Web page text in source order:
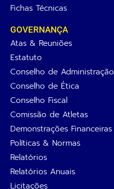
Fichas Técnicas
GOVERNANÇA
Atas & Reuniões
Estatuto
Conselho de Administração
Conselho de Ética
Conselho Fiscal
Comissão de Atletas
Demonstrações Financeiras
Políticas & Normas
Relatórios
Relatórios Anuais
Licitações